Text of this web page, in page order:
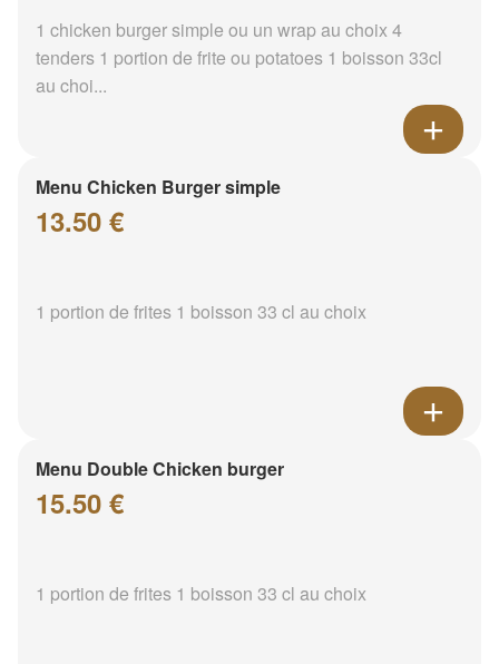
1 chicken burger simple ou un wrap au choix 4
tenders 1 portion de frite ou potatoes 1 boisson 33cl
au choi...
Menu Chicken Burger simple
13.50 €
1 portion de frites 1 boisson 33 cl au choix
Menu Double Chicken burger
15.50 €
1 portion de frites 1 boisson 33 cl au choix